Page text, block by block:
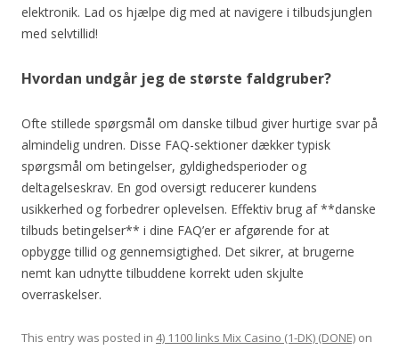
elektronik. Lad os hjælpe dig med at navigere i tilbudsjunglen
med selvtillid!
Hvordan undgår jeg de største faldgruber?
Ofte stillede spørgsmål om danske tilbud giver hurtige svar på
almindelig undren. Disse FAQ-sektioner dækker typisk
spørgsmål om betingelser, gyldighedsperioder og
deltagelseskrav. En god oversigt reducerer kundens
usikkerhed og forbedrer oplevelsen. Effektiv brug af **danske
tilbuds betingelser** i dine FAQ’er er afgørende for at
opbygge tillid og gennemsigtighed. Det sikrer, at brugerne
nemt kan udnytte tilbuddene korrekt uden skjulte
overraskelser.
This entry was posted in 4) 1100 links Mix Casino (1-DK) (DONE) on